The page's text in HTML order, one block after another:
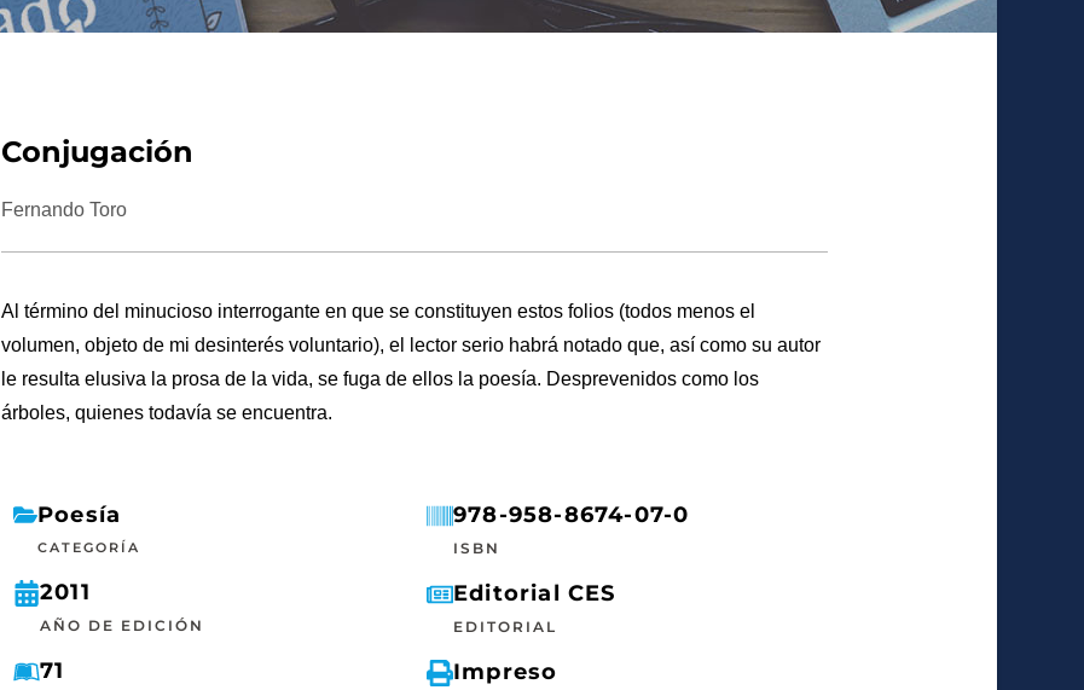
Conjugación
Fernando Toro
Al término del minucioso interrogante en que se constituyen estos folios (todos menos el
volumen, objeto de mi desinterés voluntario), el lector serio habrá notado que, así como su autor
le resulta elusiva la prosa de la vida, se fuga de ellos la poesía. Desprevenidos como los
árboles, quienes todavía se encuentra.
Poesía
CATEGORÍA
2011
AÑO DE EDICIÓN
71
978-958-8674-07-0
ISBN
Editorial CES
EDITORIAL
Impreso